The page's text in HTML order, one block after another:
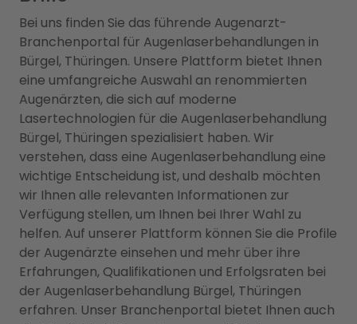
Bei uns finden Sie das führende Augenarzt-
Branchenportal für Augenlaserbehandlungen in
Bürgel, Thüringen. Unsere Plattform bietet Ihnen
eine umfangreiche Auswahl an renommierten
Augenärzten, die sich auf moderne
Lasertechnologien für die Augenlaserbehandlung
Bürgel, Thüringen spezialisiert haben. Wir
verstehen, dass eine Augenlaserbehandlung eine
wichtige Entscheidung ist, und deshalb möchten
wir Ihnen alle relevanten Informationen zur
Verfügung stellen, um Ihnen bei Ihrer Wahl zu
helfen. Auf unserer Plattform können Sie die Profile
der Augenärzte einsehen und mehr über ihre
Erfahrungen, Qualifikationen und Erfolgsraten bei
der Augenlaserbehandlung Bürgel, Thüringen
erfahren. Unser Branchenportal bietet Ihnen auch